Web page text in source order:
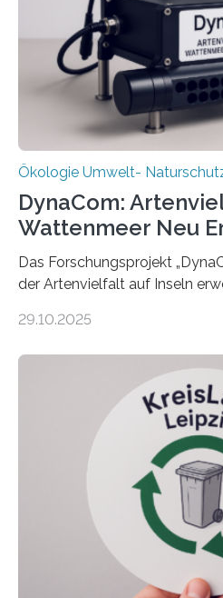
Ökologie Umwelt-
DynaCom:
Wattenmeer Neu
Das Forschungsprojekt
der Artenvielfalt auf Inseln
Beobachtungen im
Oldenburg befassen sich
Ökosystem gedeiht – und wie
verlässlich prognostizieren
„DynaCom“: Die Deutsche
(DFG) fördert das Anfang
Forschungsprojekt an der
zwei weitere Jahre mit rund 1,2
freuen uns sehr über…
29.10.2025